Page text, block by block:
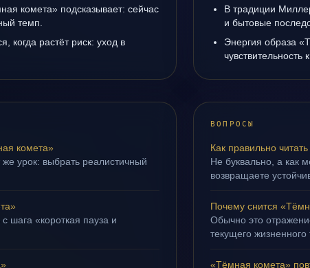
комета» подсказывает: сейчас
темп.
когда растёт риск: уход в
В традиции
и бытовые
Энергия образа
чувствительность
комета»
урок: выбрать реалистичный
шага «короткая пауза и
ВОПРОСЫ
Как правильно
Не буквально, а как
возвращаете
Почему снится
Обычно это
текущего жизненного
«Тёмная комета»